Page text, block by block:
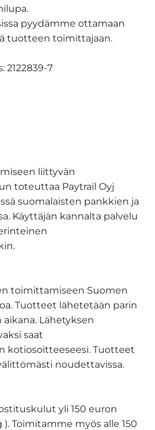
pyydämme ottamaan
tuotteen toimittajaan.
2122839-7
liittyvän
toteuttaa Paytrail Oyj
suomalaisten pankkien ja
Käyttäjän kannalta palvelu
toimittamiseen Suomen
Tuotteet lähetetään parin
aikana. Lähetyksen
saat
kotiosoitteeseesi. Tuotteet
noudettavissa.
yli 150 euron
Toimitamme myös alle 150